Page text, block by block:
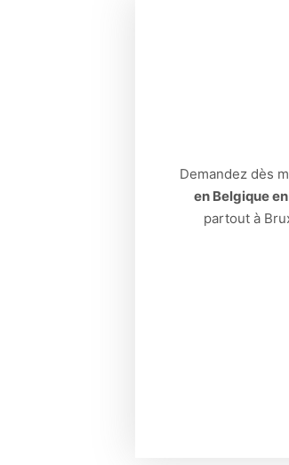
Demandez dès
en Belgique
partout à